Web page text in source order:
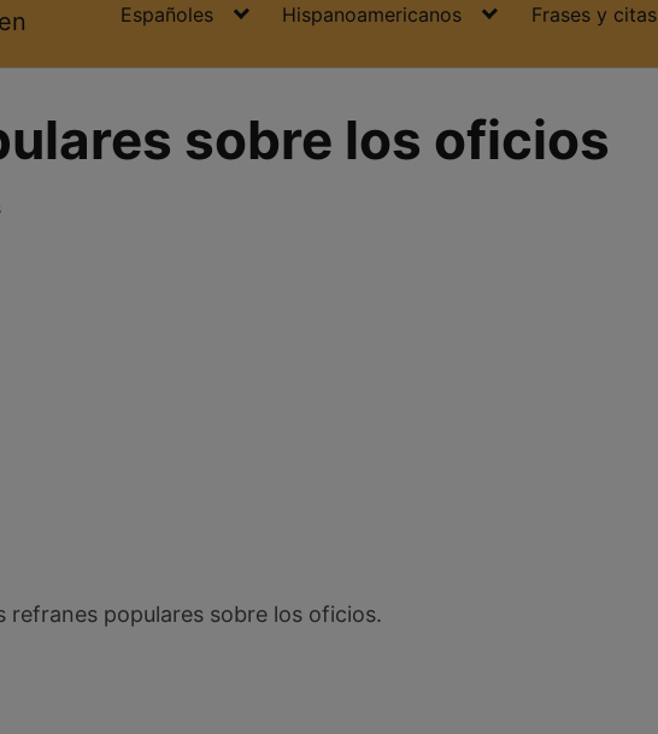
Españoles Hispanoamericanos Frases y citas
sobre los oficios
refranes populares sobre los oficios.